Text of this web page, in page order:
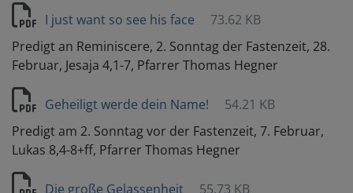
I just want so see his face
73.62 KB
Predigt an Reminiscere, 2. Sonntag der Fastenzeit, 28.
Februar, Jesaja 4,1-7, Pfarrer Thomas Hegner
Geheiligt werde dein Name!
54.21 KB
Predigt am 2. Sonntag vor der Fastenzeit, 7. Februar,
Lukas 8,4-8+ff, Pfarrer Thomas Hegner
Die große Gelassenheit 55.73 KB